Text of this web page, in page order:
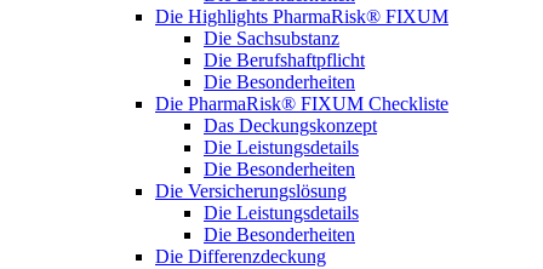
Die Highlights PharmaRisk® FIXUM
Die Sachsubstanz
Die Berufshaftpflicht
Die Besonderheiten
Die PharmaRisk® FIXUM Checkliste
Das Deckungskonzept
Die Leistungsdetails
Die Besonderheiten
Die Versicherungslösung
Die Leistungsdetails
Die Besonderheiten
Die Differenzdeckung